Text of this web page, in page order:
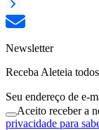
Newsletter
Receba Aleteia
Seu endereço de e-
Aceito receber a
privacidade para